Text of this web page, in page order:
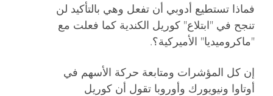
فماذا تستطيع أدوبي أن تفعل وهي بالتأكيد لن
تنجح في "ابتلاع" كوريل الكندية كما فعلت مع
"ماكروميديا" الأميركية؟.
إن كل المؤشرات ومتابعة حركة الأسهم في
أوتاوا ونيويورك وأوروبا تقول أن كوريل